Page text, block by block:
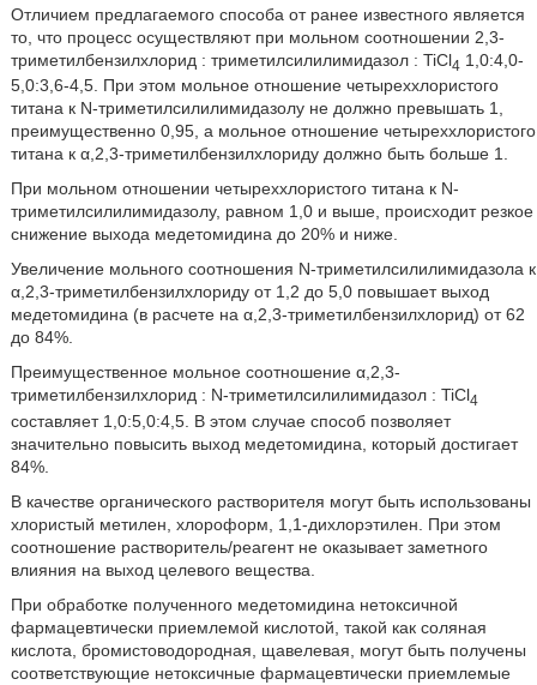
Отличием предлагаемого способа от ранее известного является
то, что процесс осуществляют при мольном соотношении 2,3-
триметилбензилхлорид : триметилсилилимидазол : TiCl4 1,0:4,0-
5,0:3,6-4,5. При этом мольное отношение четыреххлористого
титана к N-триметилсилилимидазолу не должно превышать 1,
преимущественно 0,95, а мольное отношение четыреххлористого
титана к α,2,3-триметилбензилхлориду должно быть больше 1.
При мольном отношении четыреххлористого титана к N-
триметилсилилимидазолу, равном 1,0 и выше, происходит резкое
снижение выхода медетомидина до 20% и ниже.
Увеличение мольного соотношения N-триметилсилилимидазола к
α,2,3-триметилбензилхлориду от 1,2 до 5,0 повышает выход
медетомидина (в расчете на α,2,3-триметилбензилхлорид) от 62
до 84%.
Преимущественное мольное соотношение α,2,3-
триметилбензилхлорид : N-триметилсилилимидазол : TiCl4
составляет 1,0:5,0:4,5. В этом случае способ позволяет
значительно повысить выход медетомидина, который достигает
84%.
В качестве органического растворителя могут быть использованы
хлористый метилен, хлороформ, 1,1-дихлорэтилен. При этом
соотношение растворитель/реагент не оказывает заметного
влияния на выход целевого вещества.
При обработке полученного медетомидина нетоксичной
фармацевтически приемлемой кислотой, такой как соляная
кислота, бромистоводородная, щавелевая, могут быть получены
соответствующие нетоксичные фармацевтически приемлемые